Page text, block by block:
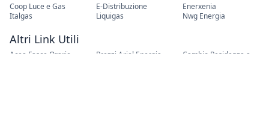
Coop Luce e Gas E-Distribuzione
Enerxenia
Italgas
Liquigas Nwg Energia
Altri Link Utili
Acea Fasce Orarie Prezzi Ariel Energia
Cambio Residenza a